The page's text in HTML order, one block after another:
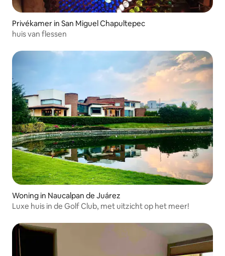
Privékamer in San Miguel Chapultepec
huis van flessen
Woning in Naucalpan de Juárez
Luxe huis in de Golf Club, met uitzicht op het meer!